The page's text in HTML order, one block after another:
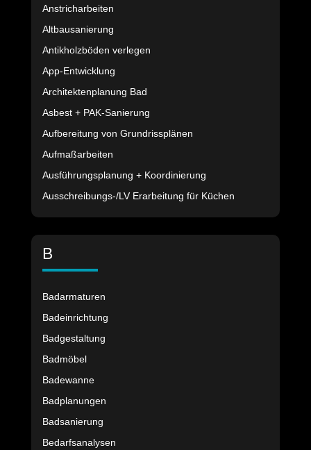
Anstricharbeiten
Altbausanierung
Antikholzböden verlegen
App-Entwicklung
Architektenplanung Bad
Asbest + PAK-Sanierung
Aufbereitung von Grundrissplänen
Aufmaßarbeiten
Ausführungsplanung + Koordinierung
Ausschreibungs-/LV Erarbeitung für Küchen
B
Badarmaturen
Badeinrichtung
Badgestaltung
Badmöbel
Badewanne
Badplanungen
Badsanierung
Bedarfsanalysen